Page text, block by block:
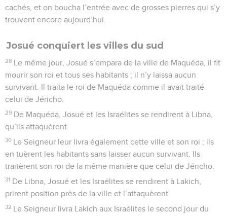
cachés, et on boucha l’entrée avec de grosses pierres qui s’y
trouvent encore aujourd’hui.
Josué conquiert les villes du sud
28 Le même jour, Josué s’empara de la ville de Maquéda, il fit
mourir son roi et tous ses habitants ; il n’y laissa aucun
survivant. Il traita le roi de Maquéda comme il avait traité
celui de Jéricho.
29 De Maquéda, Josué et les Israélites se rendirent à Libna,
qu’ils attaquèrent.
30 Le Seigneur leur livra également cette ville et son roi ; ils
en tuèrent les habitants sans laisser aucun survivant. Ils
traitèrent son roi de la même manière que celui de Jéricho.
31 De Libna, Josué et les Israélites se rendirent à Lakich,
prirent position près de la ville et l’attaquèrent.
32 Le Seigneur livra Lakich aux Israélites le second jour du